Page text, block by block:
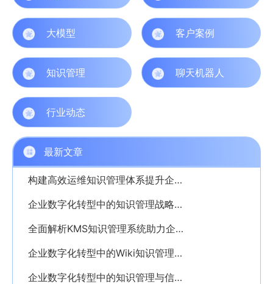
大模型 客户案例
知识管理 聊天机器人
行业动态
最新文章
构建高效运维知识管理体系提升企业运营能力
企业数字化转型中的知识管理战略解析
全面解析KMS知识管理系统助力企业数字化转型升级
企业数字化转型中的Wiki知识管理系统优化实践
企业数字化转型中的知识管理与信息管理深度解析